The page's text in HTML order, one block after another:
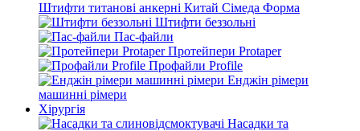
Штифти титанові анкерні Китай Сімеда Форма
Штифти беззольні
Пас-файли
Протейпери Protaper
Профайли Profile
Енджін рімери
машинні рімери
Хірургія
Насадки та